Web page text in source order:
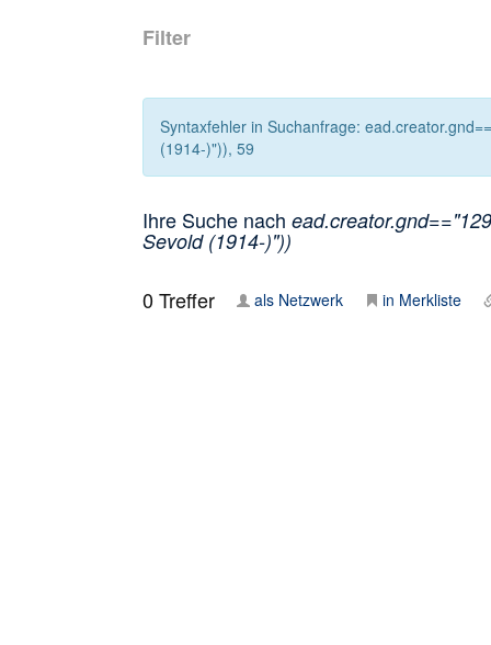
Filter
Syntaxfehler in Suchanfrage:
(1914-)")), 59
Ihre Suche nach
Sevold (1914-)"))
0Treffer als Netzwerk in Merkliste